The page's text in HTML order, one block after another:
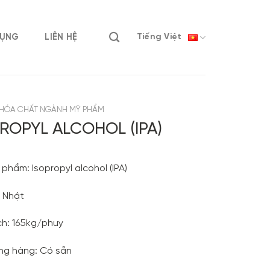
LIÊN HỆ Tiếng Việt
HÓA CHẤT NGÀNH MỸ PHẨM
ALCOHOL (IPA)
Isopropyl alcohol (IPA)
Nhật
165kg/phuy
hàng: Có sẵn